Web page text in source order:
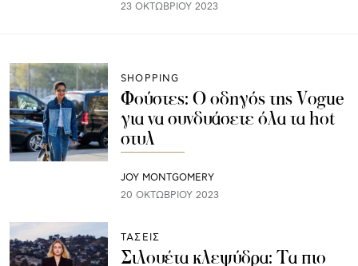
23 ΟΚΤΩΒΡΊΟΥ 2023
SHOPPING
Φούστες: Ο οδηγός της Vogue
για να συνδυάσετε όλα τα hot
στυλ
JOY MONTGOMERY
20 ΟΚΤΩΒΡΊΟΥ 2023
ΤΑΣΕΙΣ
Σιλουέτα κλεψύδρα: Τα πιο